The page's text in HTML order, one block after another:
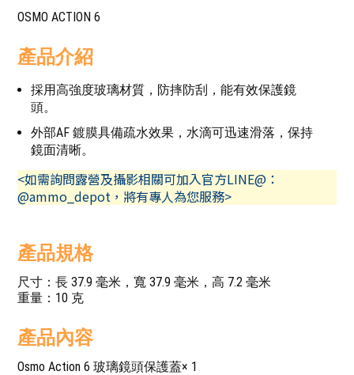
OSMO ACTION 6
產品介紹
採用高強度玻璃材質，防摔防刮，能有效保護鏡
頭。
外部AF 鍍膜具備疏水效果，水滴可迅速滑落，保持
鏡面清晰。
<如需詢問露營及攝影相關可加入官方LINE@：
@ammo_depot，將有專人為您服務>
產品規格
尺寸：長 37.9 毫米，寬 37.9 毫米，高 7.2 毫米
重量：10 克
產品內容
Osmo Action 6 玻璃鏡頭保護蓋× 1